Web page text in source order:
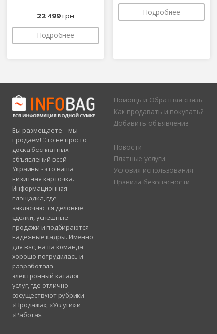
22 499 грн
Подробнее
Подробнее
Вы размещаете – мы
продаем! Это не просто
доска бесплатных
объявлений всей
Украины - это ваша
визитная карточка.
Информационная
площадка, где
заключаются деловые
сделки, успешные
продажи и подбираются
надежные кадры. Именно
для вас, наша команда
хорошо потрудилась и
разработала
электронный каталог
услуг, где отлично
сосуществуют рубрики
«Продажа», «Услуги» и
«Работа».
Помощь и Обратная связь
Как продавать и покупать?
Добавить объявление
Новости
Платные услуги
Условия использования
Правила безопасности